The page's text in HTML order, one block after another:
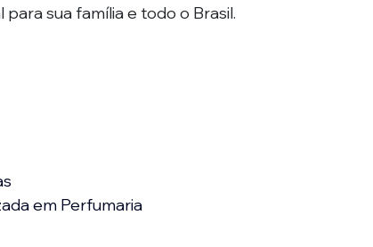
sua família e todo o Brasil.
em Perfumaria